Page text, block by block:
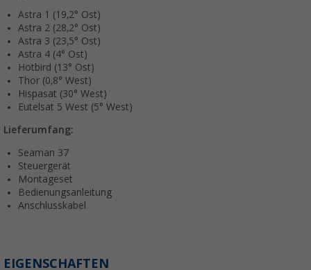
Astra 1 (19,2° Ost)
Astra 2 (28,2° Ost)
Astra 3 (23,5° Ost)
Astra 4 (4° Ost)
Hotbird (13° Ost)
Thor (0,8° West)
Hispasat (30° West)
Eutelsat 5 West (5° West)
Lieferumfang:
Seaman 37
Steuergerät
Montageset
Bedienungsanleitung
Anschlusskabel
EIGENSCHAFTEN